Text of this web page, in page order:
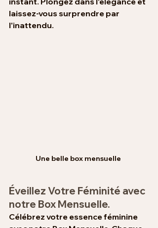
laissez-vous surprendre par
l'inattendu.
Une belle box mensuelle
Éveillez Votre Féminité avec
notre Box Mensuelle.
Célébrez votre essence féminine